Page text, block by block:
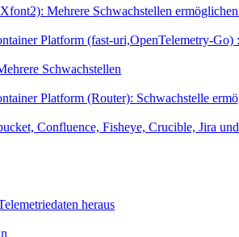
Mehrere Schwachstellen
Platform (fast-uri,OpenTelemetry-Go)
Schwachstellen
Platform (Router): Schwachstelle
Confluence, Fisheye, Crucible, Jira
heraus